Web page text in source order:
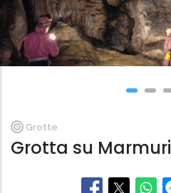
Grotte
Grotta su Marmuri